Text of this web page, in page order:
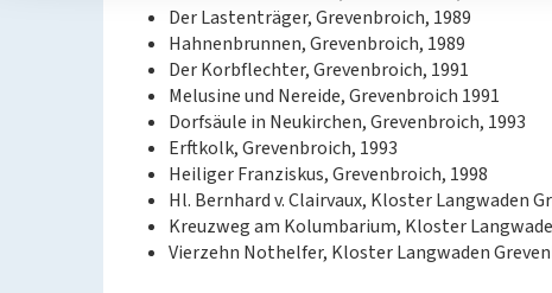
Der Lastenträger, Grevenbroich, 1989
Hahnenbrunnen, Grevenbroich, 1989
Der Korbflechter, Grevenbroich, 1991
Melusine und Nereide, Grevenbroich 1991
Dorfsäule in Neukirchen, Grevenbroich, 1993
Erftkolk, Grevenbroich, 1993
Heiliger Franziskus, Grevenbroich, 1998
Hl. Bernhard v. Clairvaux, Kloster Langwaden
Kreuzweg am Kolumbarium, Kloster
Vierzehn Nothelfer, Kloster Langwaden